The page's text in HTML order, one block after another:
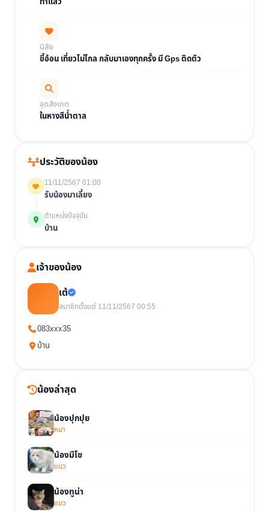
นิสัย
ขี้อ้อน เที่ยวไม่ไกล กลับมาเองทุกครั้ง มี Gps ติดตัว
จุดสังเกต
ในหางสีน่ำตาล
ประวัติของน้อง
11/11/2567 01:00
รับน้องมาเลี้ยง
ตำแหน่งปัจจุบัน
บ้าน
เจ้าของน้อง
เต้
สมาชิกตั้งแต่ 11/11/2567 00:55
083xxx35
บ้าน
น้องล่าสุด
น้องปุกปุย
หมา
น้องมีโซ
แมว
น้องทูน่า
แมว